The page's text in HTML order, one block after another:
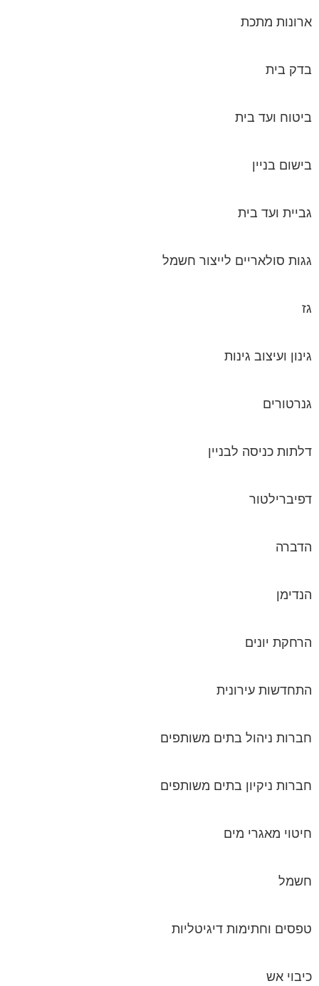
ארונות מתכת
בדק בית
ביטוח ועד בית
בישום בניין
גביית ועד בית
גגות סולאריים לייצור חשמל
גז
גינון ועיצוב גינות
גנרטורים
דלתות כניסה לבניין
דפיברילטור
הדברה
הנדימן
הרחקת יונים
התחדשות עירונית
חברות ניהול בתים משותפים
חברות ניקיון בתים משותפים
חיטוי מאגרי מים
חשמל
טפסים וחתימות דיגיטליות
כיבוי אש